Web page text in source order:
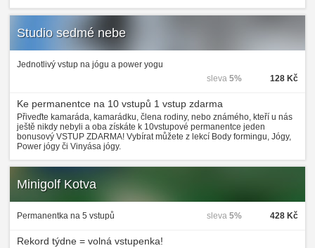
Studio sedmé nebe
Jednotlivý vstup na jógu a power yogu
128 Kč
sleva 5%
Ke permanentce na 10 vstupů 1 vstup zdarma
Přiveďte kamaráda, kamarádku, člena rodiny, nebo známého, kteří u nás
ještě nikdy nebyli a oba získáte k 10vstupové permanentce jeden
bonusový VSTUP ZDARMA! Vybírat můžete z lekcí Body formingu, Jógy,
Power jógy či Vinyása jógy.
Minigolf Kotva
Permanentka na 5 vstupů 428 Kč
sleva 5%
Rekord týdne = volná vstupenka!